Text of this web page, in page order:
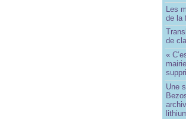
Les
de la
de
«
Une